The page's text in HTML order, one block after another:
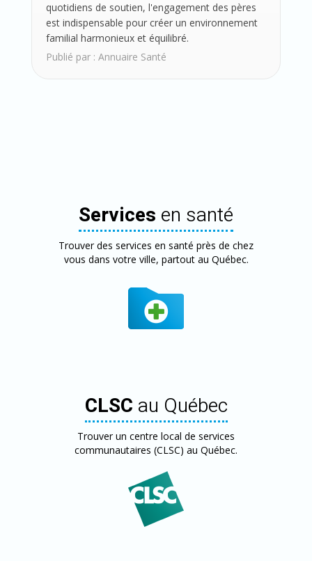
quotidiens de soutien, l'engagement des pères
est indispensable pour créer un environnement
familial harmonieux et équilibré.
Publié par : Annuaire Santé
Services en santé
Trouver des services en santé près de chez
vous dans votre ville, partout au Québec.
CLSC au Québec
Trouver un centre local de services
communautaires (CLSC) au Québec.